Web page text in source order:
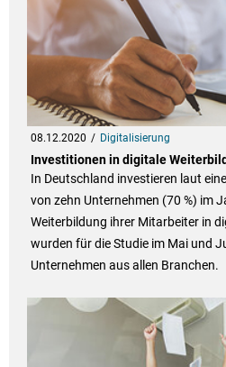
08.12.2020 Digitalisierung
Investitionen in digitale
In Deutschland investieren laut
von zehn Unternehmen (70 %) im
Weiterbildung ihrer Mitarbeiter in
wurden für die Studie im Mai und
Unternehmen aus allen Branchen.